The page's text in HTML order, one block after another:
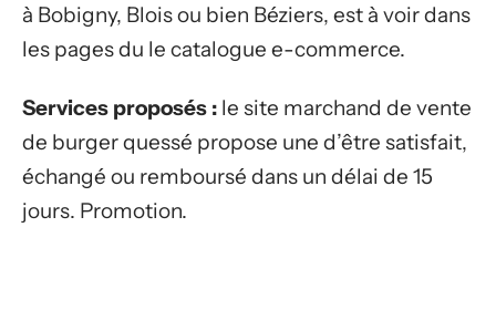
à Bobigny, Blois ou bien Béziers, est à voir dans
les pages du le catalogue e-commerce.
Services proposés : le site marchand de vente
de burger quessé propose une d’être satisfait,
échangé ou remboursé dans un délai de 15
jours. Promotion.